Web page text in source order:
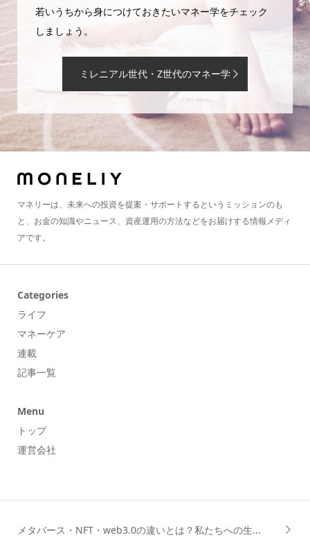
若いうちから身につけておきたいマネー学をチェック
しましょう。
ミレニアル世代・Z世代のマネー学
マネリーは、未来への投資を提案・サポートするというミッションのも
と、お金の知識やニュース、資産運用の方法などをお届けする情報メディ
アです。
Categories
ライフ
マネーケア
連載
記事一覧
Menu
トップ
運営会社
メタバース・NFT・web3.0の違いとは？私たちへの生...